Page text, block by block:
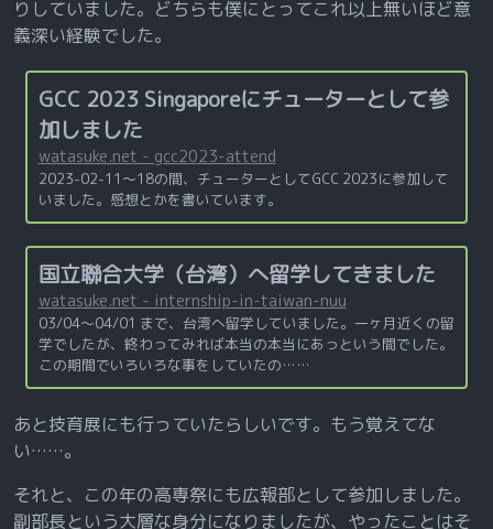
りしていました。どちらも僕にとってこれ以上無いほど意
義深い経験でした。
GCC 2023 Singaporeにチューターとして参
加しました
watasuke.net - gcc2023-attend
2023-02-11～18の間、チューターとしてGCC 2023に参加して
いました。感想とかを書いています。
国立聯合大学（台湾）へ留学してきました
watasuke.net - internship-in-taiwan-nuu
03/04〜04/01 まで、台湾へ留学していました。一ヶ月近くの留
学でしたが、終わってみれば本当の本当にあっという間でした。
この期間でいろいろな事をしていたの……
あと技育展にも行っていたらしいです。もう覚えてな
い……。
それと、この年の高専祭にも広報部として参加しました。
副部長という大層な身分になりましたが、やったことはそ